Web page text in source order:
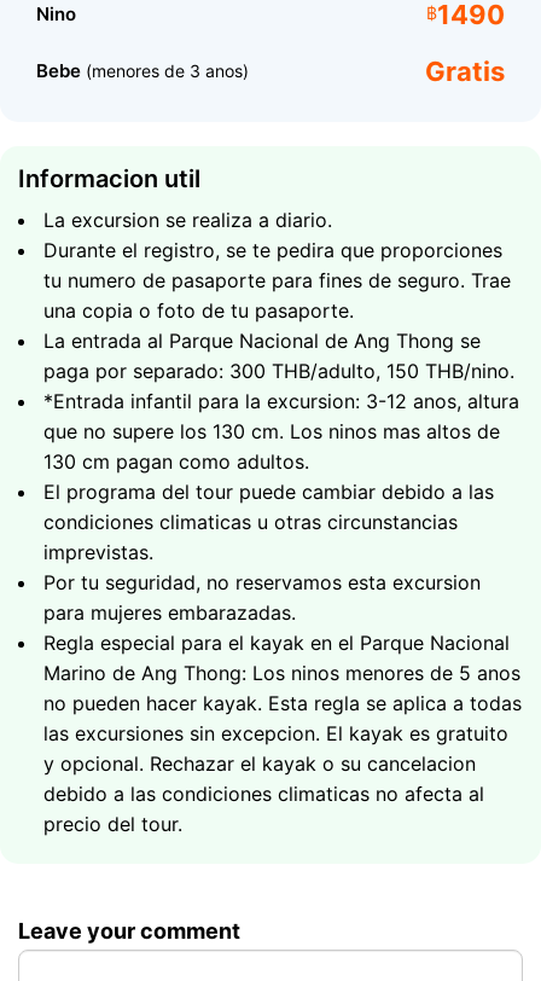
Protector solar
Un sombrero
Una toalla
Ropa de bano
Una copia o foto de tu pasaporte
Nino ฿1490
Bebe (menores de 3 anos) Gratis
Informacion util
La excursion se realiza a diario.
Durante el registro, se te pedira que proporciones
tu numero de pasaporte para fines de seguro. Trae
una copia o foto de tu pasaporte.
La entrada al Parque Nacional de Ang Thong se
paga por separado: 300 THB/adulto, 150 THB/nino.
*Entrada infantil para la excursion: 3-12 anos, altura
que no supere los 130 cm. Los ninos mas altos de
130 cm pagan como adultos.
El programa del tour puede cambiar debido a las
condiciones climaticas u otras circunstancias
imprevistas.
Por tu seguridad, no reservamos esta excursion
para mujeres embarazadas.
Regla especial para el kayak en el Parque Nacional
Marino de Ang Thong: Los ninos menores de 5 anos
no pueden hacer kayak. Esta regla se aplica a todas
las excursiones sin excepcion. El kayak es gratuito
y opcional. Rechazar el kayak o su cancelacion
debido a las condiciones climaticas no afecta al
precio del tour.
Leave your comment